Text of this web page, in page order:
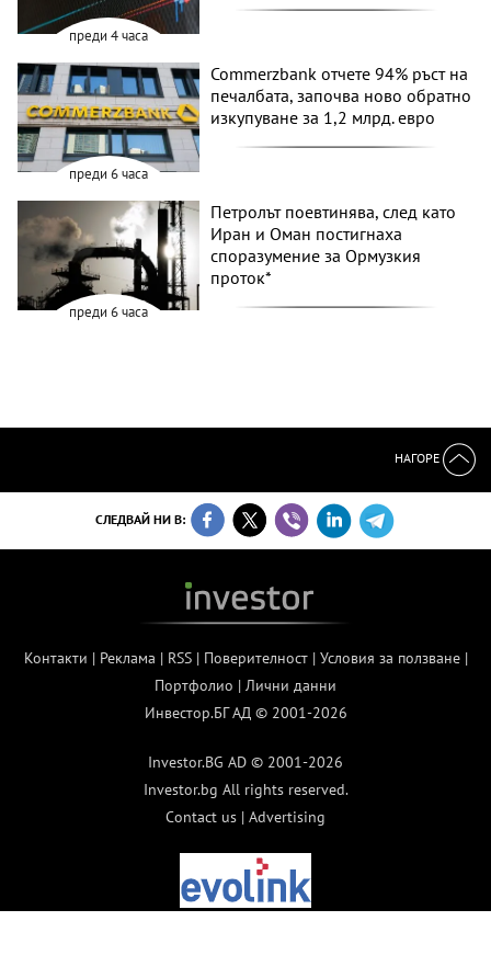
преди 4 часа
преди 6 часа
Commerzbank отчете 94% ръст на
печалбата, започва ново обратно
изкупуване за 1,2 млрд. евро
преди 6 часа
Петролът поевтинява, след като
Иран и Оман постигнаха
споразумение за Ормузкия
проток*
НАГОРЕ
СЛЕДВАЙ НИ В:
Контакти | Реклама | RSS| Поверителност| Условия за ползване|
Портфолио | Лични данни
Инвестор.БГ АД © 2001-2026
Investor.BG AD © 2001-2026
Investor.bg All rights reserved.
Contact us | Advertising